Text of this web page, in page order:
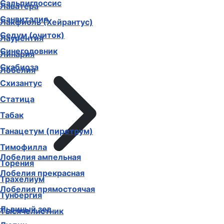
Лаватера
Лакфиоль (Хейрантус)
Лаурентия
Линария
Лобелия
Лобелия ампельная
Лобелия прекрасная
Лобелия прямостоячая
Львиный зев
Сальпиглоссис
Санвиталия
Седум (очиток)
Синеголовник
Скабиоза
Схизантус
Статица
Табак
Танацетум (пиретрум)
Тимофилла
Торения
Трахелиум
Тунбергия
Тысячелистник